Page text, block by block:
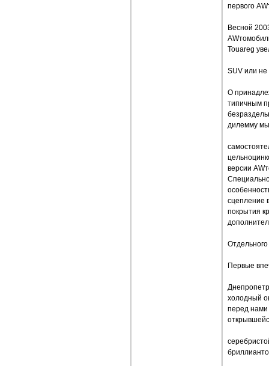
первого
Весной
Touareg
SUV или не
О
типичным
дилемму
версии
сцепление
покрытия
Первые
холодный
перед нами